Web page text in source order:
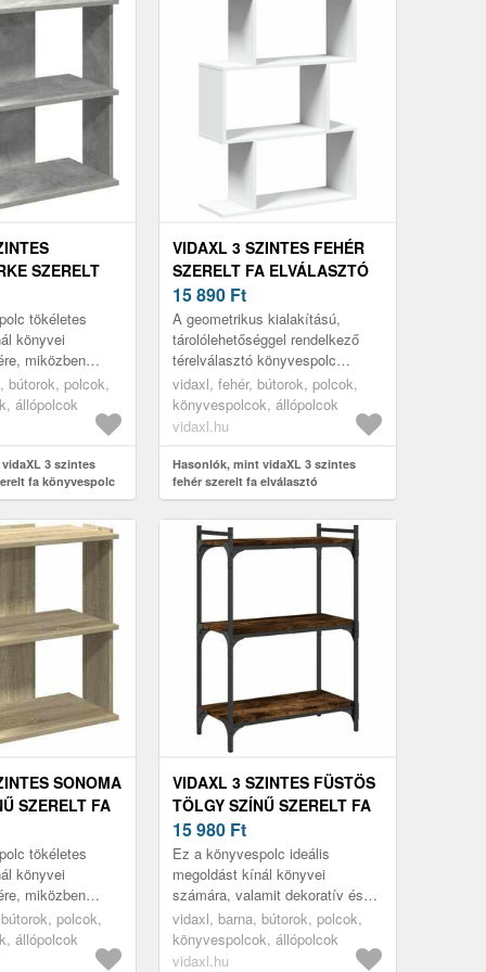
SZERELT
tökéletes
könyvei
miközben
bútorok, polcok,
állópolcok
3 szintes
fa könyvespolc
VIDAXL 3 SZINTES FEHÉR
SZERELT FA ELVÁLASZTÓ
KÖNYVESPOLC 70X24X97
CM
15 890 Ft
A geometrikus kialakítású,
tárolólehetőséggel rendelkező
térelválasztó könyvespolc
tökéletes a helyiség stílusos
rendszerezéséhez!
vidaxl, fehér, bútorok, polcok,
könyvespolcok, állópolcok
vidaxl.hu
Hasonlók, mint vidaXL 3 szintes
fehér szerelt fa elválasztó
könyvespolc 70x24x97 cm
SONOMA
SZERELT FA
60X30X60
tökéletes
könyvei
miközben
polcok,
állópolcok
VIDAXL 3 SZINTES FÜSTÖS
TÖLGY SZÍNŰ SZERELT FA
KÖNYVESPOLC 60X30X86
CM
15 980 Ft
Ez a könyvespolc ideális
megoldást kínál könyvei
számára, valamit dekoratív és
praktikus kiegészítője lesz
otthona lakberendezésének.
vidaxl, barna, bútorok, polcok,
könyvespolcok, állópolcok
vidaxl.hu